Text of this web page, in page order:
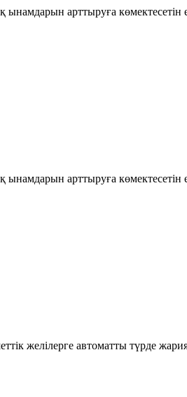
ынамдарын арттыруға
ынамдарын арттыруға
желілерге автоматты түрде